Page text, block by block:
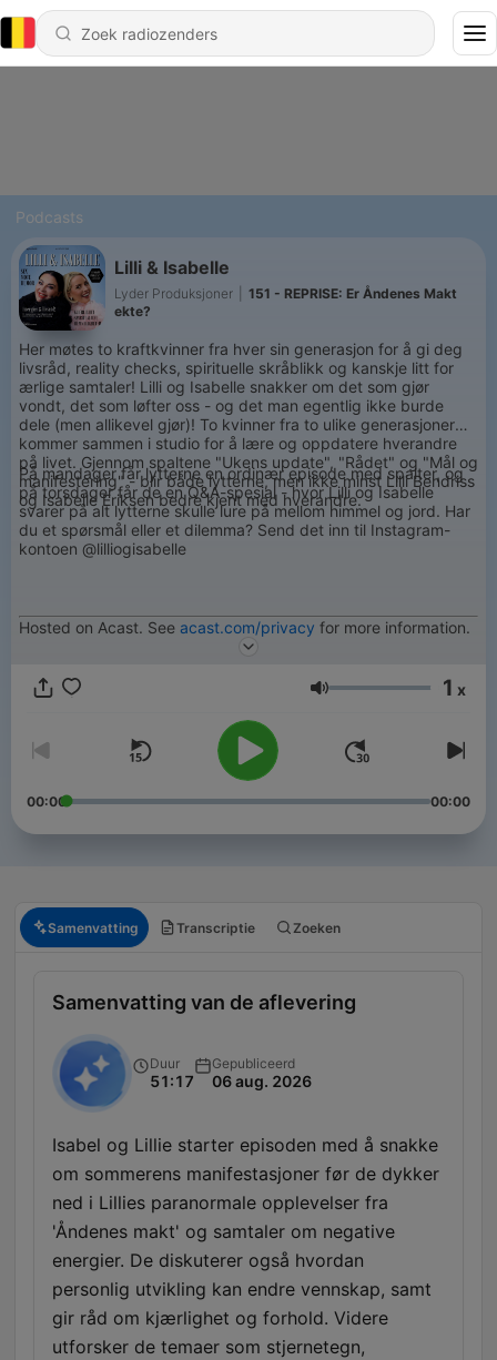
Podcasts
Lilli & Isabelle
Lyder Produksjoner
151 - REPRISE: Er Åndenes Makt
ekte?
Her møtes to kraftkvinner fra hver sin generasjon for å gi deg
livsråd, reality checks, spirituelle skråblikk og kanskje litt for
ærlige samtaler! Lilli og Isabelle snakker om det som gjør
vondt, det som løfter oss - og det man egentlig ikke burde
dele (men allikevel gjør)! To kvinner fra to ulike generasjoner
kommer sammen i studio for å lære og oppdatere hverandre
på livet. Gjennom spaltene "Ukens update", "Rådet" og "Mål og
manifestering" - blir både lytterne, men ikke minst Lilli Bendriss
og Isabelle Eriksen bedre kjent med hverandre.
På mandager får lytterne en ordinær episode med spalter, og
på torsdager får de en Q&A-spesial - hvor Lilli og Isabelle
svarer på alt lytterne skulle lure på mellom himmel og jord. Har
du et spørsmål eller et dilemma? Send det inn til Instagram-
kontoen @lilliogisabelle
Hosted on Acast. See acast.com/privacy for more information.
Volume 1 x
00:00 00:00
Samenvatting Transcriptie Zoeken
Samenvatting van de aflevering
Duur
51:17
Gepubliceerd
06 aug. 2026
Isabel og Lillie starter episoden med å snakke
om sommerens manifestasjoner før de dykker
ned i Lillies paranormale opplevelser fra
'Åndenes makt' og samtaler om negative
energier. De diskuterer også hvordan
personlig utvikling kan endre vennskap, samt
gir råd om kjærlighet og forhold. Videre
utforsker de temaer som stjernetegn,